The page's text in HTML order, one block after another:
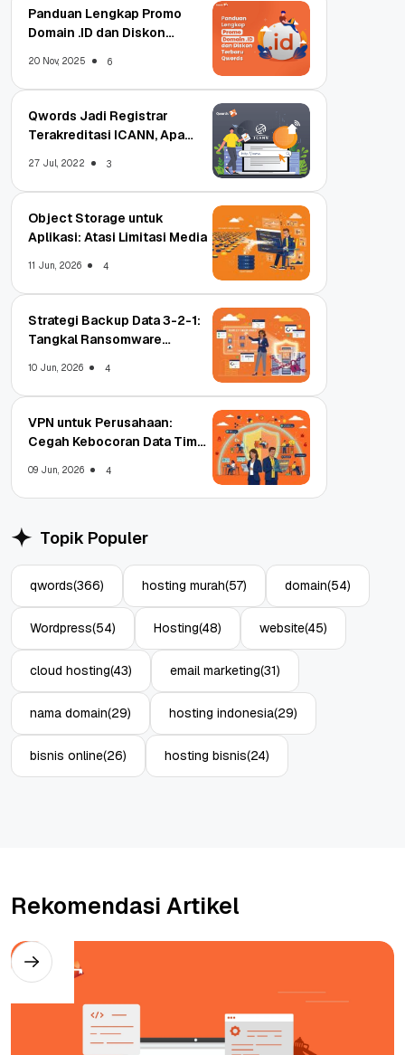
Panduan Lengkap Promo
Domain .ID dan Diskon
20 Nov, 2025 6
Qwords Jadi Registrar
Terakreditasi ICANN, Apa
27 Jul, 2022 3
Object Storage untuk
Aplikasi: Atasi Limitasi Media
11 Jun, 2026 4
Strategi Backup Data 3-2-1:
Tangkal Ransomware
10 Jun, 2026 4
VPN untuk Perusahaan:
Cegah Kebocoran Data Tim
09 Jun, 2026 4
Topik Populer
qwords(366) hosting murah(57) domain(54)
Wordpress(54) Hosting(48) website(45)
cloud hosting(43) email marketing(31)
nama domain(29) hosting indonesia(29)
bisnis online(26) hosting bisnis(24)
Rekomendasi Artikel